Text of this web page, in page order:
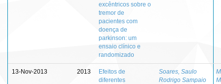
excêntricos sobre o
tremor de
pacientes com
doença de
parkinson: um
ensaio clínico e
randomizado
13-Nov-2013 2013
Efeitos de
diferentes
Soares, Saulo
Rodrigo Sampaio